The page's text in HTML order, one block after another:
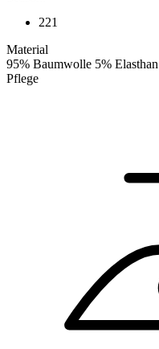
221
Material
95% Baumwolle 5% Elasthan
Pflege